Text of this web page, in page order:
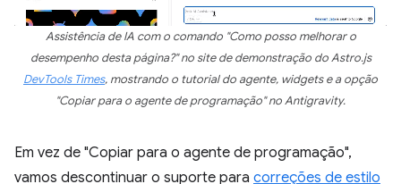
Assistência de IA com o comando "Como posso melhorar o
desempenho desta página?" no site de demonstração do Astro.js
DevTools Times, mostrando o tutorial do agente, widgets e a opção
"Copiar para o agente de programação" no Antigravity.
Em vez de "Copiar para o agente de programação",
vamos descontinuar o suporte para correções de estilo